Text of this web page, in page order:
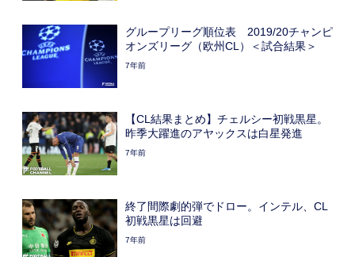
グループリーグ順位表 2019/20チャンピ
オンズリーグ（欧州CL）＜試合結果＞
7年前
【CL結果まとめ】チェルシー初戦黒星。
昨季大躍進のアヤックスは白星発進
7年前
終了間際劇的弾でドロー。インテル、CL
初戦黒星は回避
7年前